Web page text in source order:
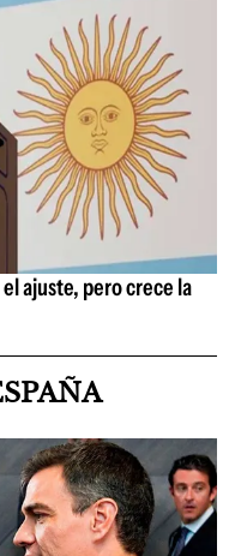
ajuste, pero crece la